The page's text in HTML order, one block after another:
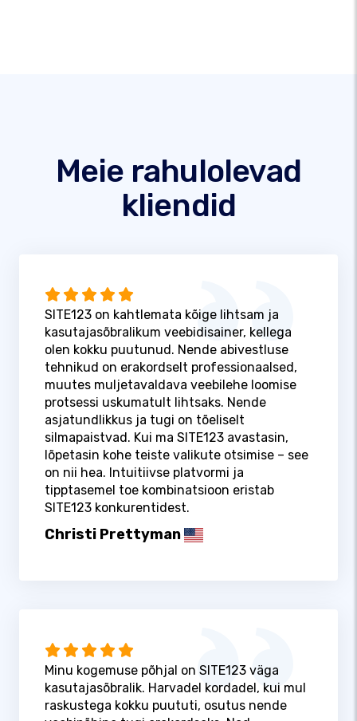
Meie rahulolevad
kliendid
SITE123 on kahtlemata kõige lihtsam ja
kasutajasõbralikum veebidisainer, kellega
olen kokku puutunud. Nende abivestluse
tehnikud on erakordselt professionaalsed,
muutes muljetavaldava veebilehe loomise
protsessi uskumatult lihtsaks. Nende
asjatundlikkus ja tugi on tõeliselt
silmapaistvad. Kui ma SITE123 avastasin,
lõpetasin kohe teiste valikute otsimise – see
on nii hea. Intuitiivse platvormi ja
tipptasemel toe kombinatsioon eristab
SITE123 konkurentidest.
Christi Prettyman
Minu kogemuse põhjal on SITE123 väga
kasutajasõbralik. Harvadel kordadel, kui mul
raskustega kokku puututi, osutus nende